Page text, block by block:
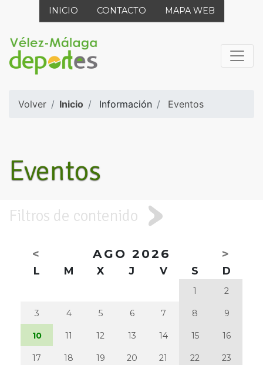
INICIO CONTACTO MAPA WEB
Volver Inicio Información Eventos
Eventos
Filtros de contenido
< AGO 2026 >
L M X J V S D
1 2
3 4 5 6 7 8 9
10 11 12 13 14 15 16
17 18 19 20 21 22 23